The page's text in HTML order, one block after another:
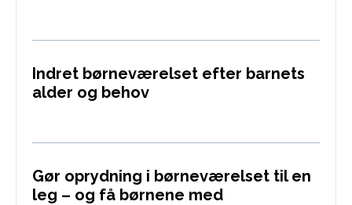
Indret børneværelset efter barnets
alder og behov
Gør oprydning i børneværelset til en
leg – og få børnene med